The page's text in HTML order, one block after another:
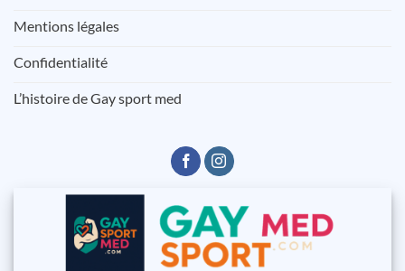
Mentions légales
Confidentialité
L’histoire de Gay sport med